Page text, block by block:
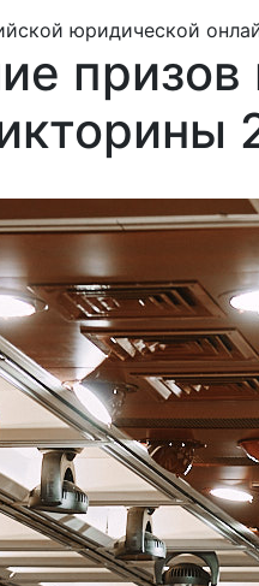
юридической